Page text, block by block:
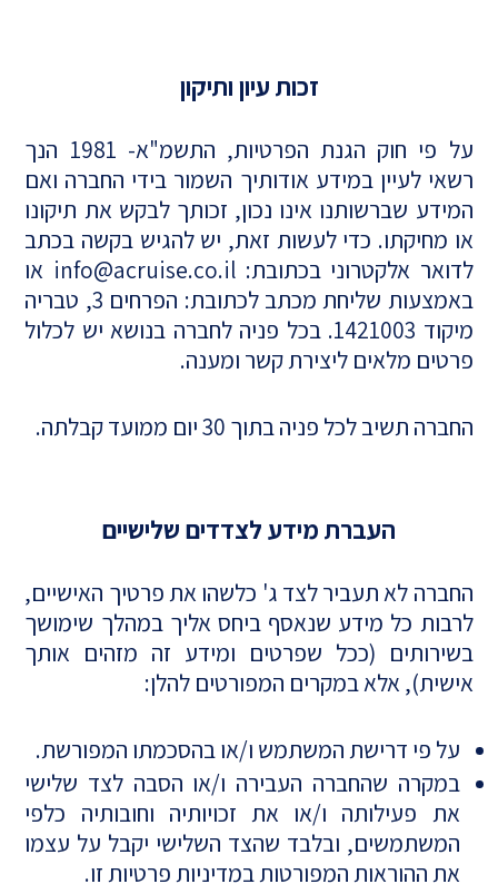
זכות עיון ותיקון
על פי חוק הגנת הפרטיות, התשמ"א- 1981 הנך
רשאי לעיין במידע אודותיך השמור בידי החברה ואם
המידע שברשותנו אינו נכון, זכותך לבקש את תיקונו
או מחיקתו. כדי לעשות זאת, יש להגיש בקשה בכתב
לדואר אלקטרוני בכתובת: info@acruise.co.il או
באמצעות שליחת מכתב לכתובת: הפרחים 3, טבריה
מיקוד 1421003. בכל פניה לחברה בנושא יש לכלול
פרטים מלאים ליצירת קשר ומענה.
החברה תשיב לכל פניה בתוך 30 יום ממועד קבלתה.
העברת מידע לצדדים שלישיים
החברה לא תעביר לצד ג' כלשהו את פרטיך האישיים,
לרבות כל מידע שנאסף ביחס אליך במהלך שימושך
בשירותים (ככל שפרטים ומידע זה מזהים אותך
אישית), אלא במקרים המפורטים להלן:
על פי דרישת המשתמש ו/או בהסכמתו המפורשת.
במקרה שהחברה העבירה ו/או הסבה לצד שלישי
את פעילותה ו/או את זכויותיה וחובותיה כלפי
המשתמשים, ובלבד שהצד השלישי יקבל על עצמו
את ההוראות המפורטות במדיניות פרטיות זו.